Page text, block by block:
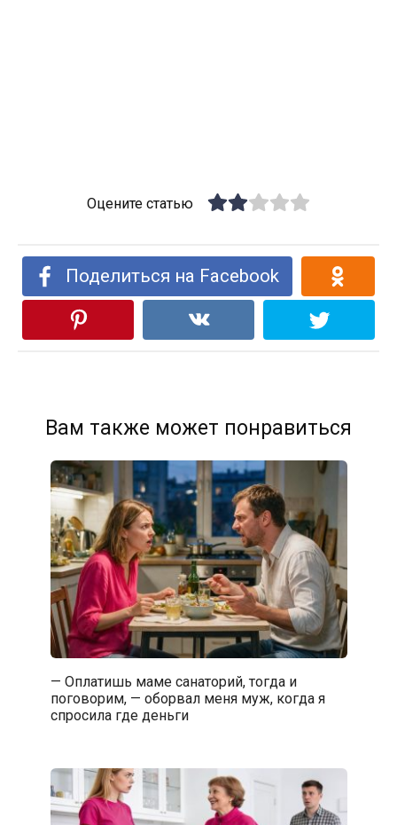
Оцените статью
Поделиться на Facebook
Вам также может понравиться
— Оплатишь маме санаторий, тогда и
поговорим, — оборвал меня муж, когда я
спросила где деньги